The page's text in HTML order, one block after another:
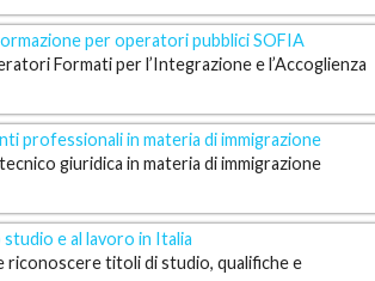
immediata e adeguata alle donne straniere
vittime di tratta.
per operatori pubblici SOFIA
Formati per l’Integrazione e l’Accoglienza
i livelli di programmazione, gestione ed
amministrativi rivolti ai cittadini di Paesi terzi
degli operatori e degli beneficiari
professionali in materia di immigrazione
giuridica in materia di immigrazione
qualità e l'accessibilità delle informazioni per i
che si relazionano con utenza straniera.
comunità di pratiche attraverso l’utilizzo delle
e al lavoro in Italia
riconoscere titoli di studio, qualifiche e